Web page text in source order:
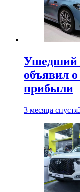
Ушедший
объявил
прибыли
3 месяца спустя